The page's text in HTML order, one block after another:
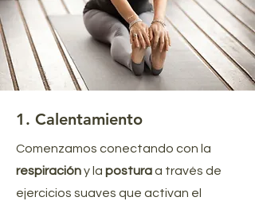
1. Calentamiento
Comenzamos conectando con la
respiracióny la posturaa través de
ejercicios suaves que activan el